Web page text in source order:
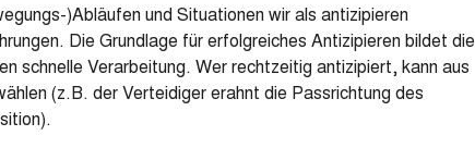
)Abläufen und Situationen wir als antizipieren
Die Grundlage für erfolgreiches Antizipieren bildet die
schnelle Verarbeitung. Wer rechtzeitig antizipiert, kann aus
(z.B. der Verteidiger erahnt die Passrichtung des